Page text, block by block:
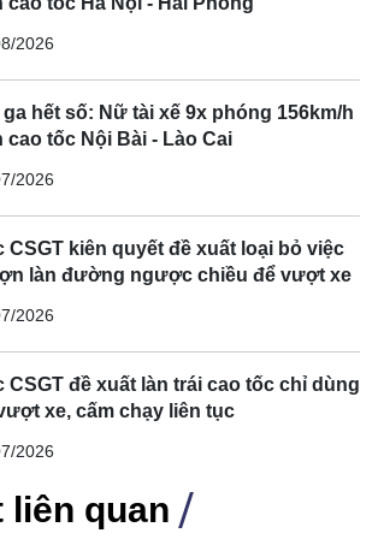
chiều về vụ việc, phóng viên đã nỗ lực
ông Nguyễn Đình Tịnh, Phó Chủ tịch
Dương nhưng không nhận được phản
này.
2026
ga hết số: Nữ tài xế 9x phóng 156km/h
cao tốc Nội Bài - Lào Cai
2026
CSGT kiên quyết đề xuất loại bỏ việc
làn đường ngược chiều để vượt xe
2026
CSGT đề xuất làn trái cao tốc chỉ dùng
xe, cấm chạy liên tục
2026
liên quan